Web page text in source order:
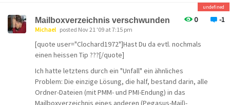
0 -1
undefined
Mailboxverzeichnis verschwunden
Michael posted Nov 21 '09 at 7:15 pm
[quote user="Clochard1972"]Hast Du da evtl. nochmals
einen heissen Tip ???[/quote]
Ich hatte letztens durch ein "Unfall" ein ähnliches
Problem: Die einzige Lösung, die half, bestand darin, alle
Ordner-Dateien (mit PMM- und PMI-Endung) in das
Mailboxverzeichnis eines anderen (Pegasus-Mail)-